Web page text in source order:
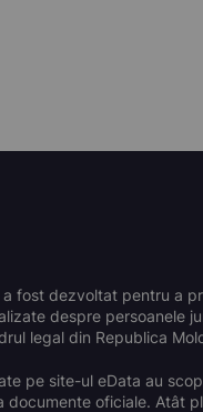
a fost dezvoltat pentru a
despre persoanele
legal din Republica
pe site-ul eData au
documente oficiale. Atât